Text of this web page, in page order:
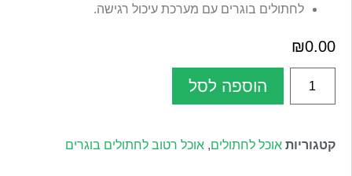
לחתולים בוגרים עם מערכת עיכול רגישה.
₪0.00
הוספה לסל
קטגוריות אוכל לחתולים, אוכל רטוב לחתולים בוגרים